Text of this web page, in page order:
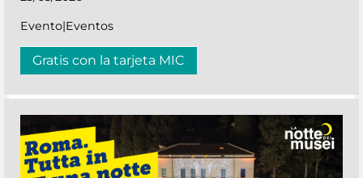
Evento|Eventos
Gratis con la tarjeta MIC